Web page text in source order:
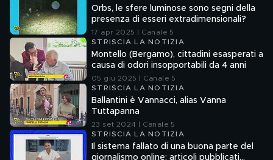
Orbs, le sfere luminose sono segni della
presenza di esseri extradimensionali?
17 apr 2025 | Canale 5
STRISCIA LA NOTIZIA
Montello (Bergamo), cittadini esasperati a
causa di odori insopportabili da 4 anni
05 giu 2025 | Canale 5
STRISCIA LA NOTIZIA
Ballantini è Vannacci, alias Vanna
Tuttapanna
23 set 2024 | Canale 5
STRISCIA LA NOTIZIA
Il sistema fallato di una buona parte del
giornalismo online: articoli pubblicati